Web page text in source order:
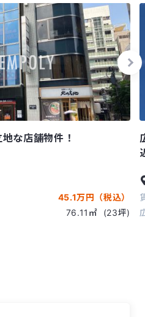
な店舗物件！
45.1万円（税込）
76.11㎡ (23坪)